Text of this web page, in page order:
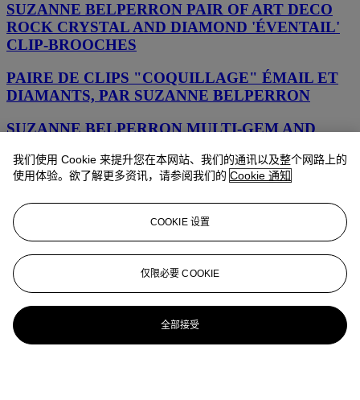
SUZANNE BELPERRON PAIR OF ART DECO
ROCK CRYSTAL AND DIAMOND 'ÉVENTAIL'
CLIP-BROOCHES
PAIRE DE CLIPS "COQUILLAGE" ÉMAIL ET
DIAMANTS, PAR SUZANNE BELPERRON
SUZANNE BELPERRON MULTI-GEM AND
SET OF MULTI-GEM AND DIAMOND
SUZANNE BELPERRON EMERALD AND
ENAMEL 'VAGUE' BANGLE
A PAIR OF DIAMOND, PLATINUM AND GOLD
CLIP BROOCHES, BY SUZANNE BELPERRON
SUZANNE BELPERRON BROCHE
CALCÉDOINE, ÉMERAUDE ET DIAMANTS
我们使用 Cookie 来提升您在本网站、我们的通讯以及整个网路上的
使用体验。欲了解更多资讯，请参阅我们的 Cookie 通知
COOKIE 设置
仅限必要 COOKIE
全部接受